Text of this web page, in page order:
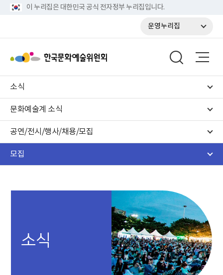
이 누리집은 대한민국 공식 전자정부 누리집입니다.
운영누리집
소식
문화예술계 소식
공연/전시/행사/채용/모집
모집
소식